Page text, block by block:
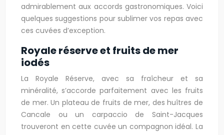
admirablement aux accords gastronomiques. Voici
quelques suggestions pour sublimer vos repas avec
ces cuvées d’exception.
Royale réserve et fruits de mer
iodés
La Royale Réserve, avec sa fraîcheur et sa
minéralité, s’accorde parfaitement avec les fruits
de mer. Un plateau de fruits de mer, des huîtres de
Cancale ou un carpaccio de Saint-Jacques
trouveront en cette cuvée un compagnon idéal. La